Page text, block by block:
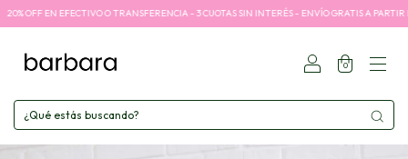
EFECTIVO O TRANSFERENCIA - 3 CUOTAS SIN INTERÉS - ENVÍO GRATIS A PARTIR DE $100.000
0